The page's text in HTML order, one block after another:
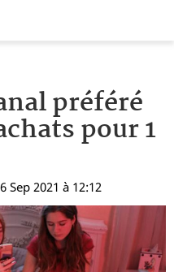
préféré
pour 1
Sep 2021 à 12:12